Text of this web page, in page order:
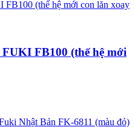
FB100 (thế hệ mới